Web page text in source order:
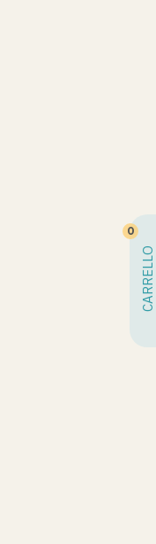
la più
di
ideali per
con
sistema a
tempo e tre
a ogni
Gripple
tempo
facilità di utilizzo
per vedere i
canale
le nostre
CARRELLO
0